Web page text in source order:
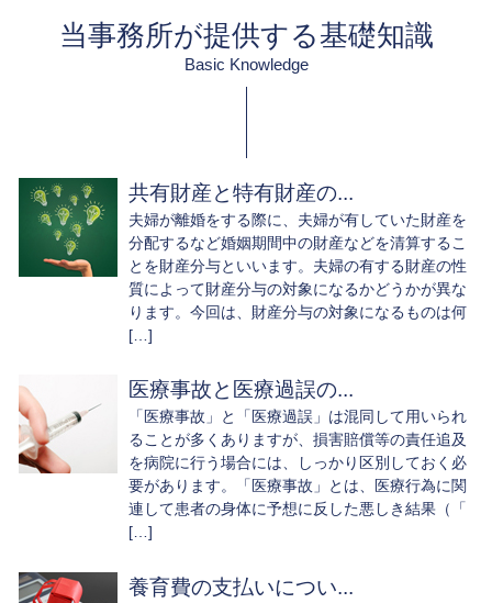
当事務所が提供する基礎知識
Basic Knowledge
共有財産と特有財産の...
夫婦が離婚をする際に、夫婦が有していた財産を
分配するなど婚姻期間中の財産などを清算するこ
とを財産分与といいます。夫婦の有する財産の性
質によって財産分与の対象になるかどうかが異な
ります。今回は、財産分与の対象になるものは何
[…]
医療事故と医療過誤の...
「医療事故」と「医療過誤」は混同して用いられ
ることが多くありますが、損害賠償等の責任追及
を病院に行う場合には、しっかり区別しておく必
要があります。「医療事故」とは、医療行為に関
連して患者の身体に予想に反した悪しき結果（「
[…]
養育費の支払いについ...